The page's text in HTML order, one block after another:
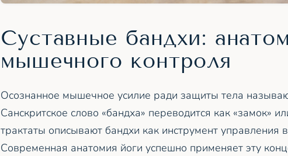
Суставные бандхи:
мышечного контроля
Осознанное мышечное усилие ради защиты тела
Санскритское слово «бандха» переводится как «замок»
трактаты описывают бандхи как инструмент управления
Современная анатомия йоги успешно применяет эту